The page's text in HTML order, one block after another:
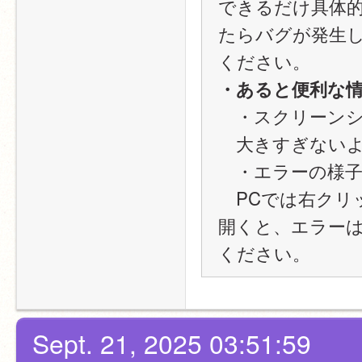
できるだけ具体
たらバグが発生
ください。
・あると便利な
・スクリーン
大きすぎない
・エラーの様子
PCでは右クリ
開くと、エラー
ください。
Sept. 21, 2025 03:51:59